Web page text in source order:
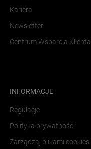
Kariera
Newsletter
Centrum Wsparcia Klienta
INFORMACJE
Regulacje
Polityka prywatności
Zarządzaj plikami cookies